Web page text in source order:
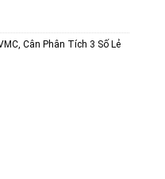
, Cân Phân Tích 3 Số Lẻ